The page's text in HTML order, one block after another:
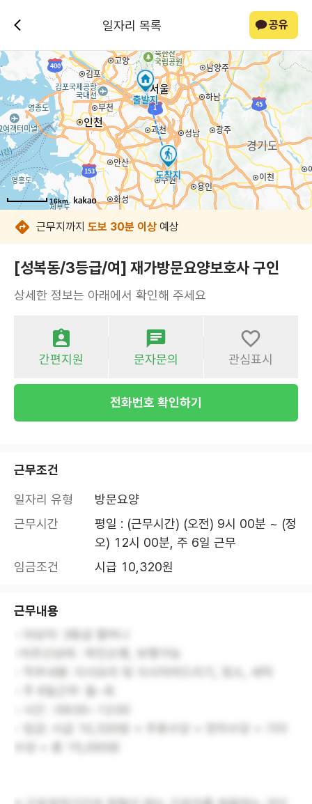
일자리 목록 공유
16km
16km
16km
16km
16km
16km
16km
16km
근무지까지 도보 30분 이상 예상
[성복동/3등급/여] 재가방문요양보호사 구인
상세한 정보는 아래에서 확인해 주세요
간편지원 문자문의 관심표시
전화번호 확인하기
근무조건
일자리 유형
방문요양
근무시간
평일 : (근무시간) (오전) 9시 00분 ~ (정
오) 12시 00분, 주 6일 근무
임금조건
시급 10,320원
근무내용